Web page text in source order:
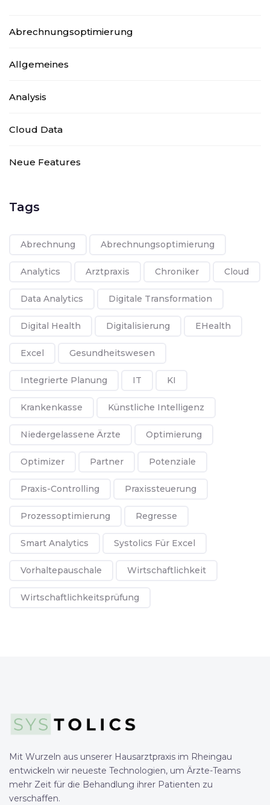
Abrechnungsoptimierung
Allgemeines
Analysis
Cloud Data
Neue Features
Tags
Abrechnung Abrechnungsoptimierung
Analytics Arztpraxis Chroniker Cloud
Data Analytics Digitale Transformation
Digital Health Digitalisierung EHealth
Excel Gesundheitswesen
Integrierte Planung IT KI
Krankenkasse Künstliche Intelligenz
Niedergelassene Ärzte Optimierung
Optimizer Partner Potenziale
Praxis-Controlling Praxissteuerung
Prozessoptimierung Regresse
Smart Analytics Systolics Für Excel
Vorhaltepauschale Wirtschaftlichkeit
Wirtschaftlichkeitsprüfung
Mit Wurzeln aus unserer Hausarztpraxis im Rheingau
entwickeln wir neueste Technologien, um Ärzte-Teams
mehr Zeit für die Behandlung ihrer Patienten zu
verschaffen.